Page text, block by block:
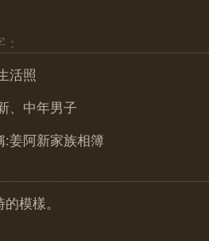
活照
、中年男子
:姜阿新家族相簿
模樣。